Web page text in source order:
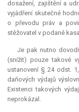
dosažení, zajištění a
vyjádření skutečné
o převodu práv a
stěžovatel v podané
Je pak nutno
(snížit) pouze takové
ustanovení § 24 odst.
daňových výdajů
Existenci takových
neprokázal.